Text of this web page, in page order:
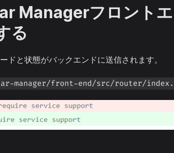
Managerフロント
る
ドと状態がバックエンドに送信されます。
manager/front-end/src/router/